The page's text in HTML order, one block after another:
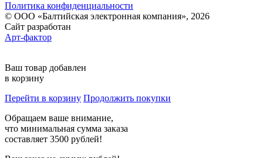
Политика конфиденциальности
© ООО «Балтийская электронная компания», 2026
Сайт разработан
Арт-фактор
Ваш товар добавлен
в корзину
Перейти в корзину Продолжить покупки
Обращаем ваше внимание,
что минимальная сумма заказа
составляет 3500 рублей!